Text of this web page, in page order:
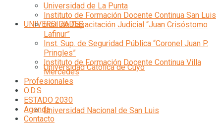
UNIVERSIDADES
Universidad Católica de Cuyo
Universidad Nacional de San Luis
Universidad de La Punta
Instituto de Formación Docente Continua San Luis
Inst. de Capacitación Judicial “Juan Crisóstomo
Lafinur”
Inst. Sup. de Seguridad Pública “Coronel Juan P.
Pringles”
Instituto de Formación Docente Continua Villa
Mercedes
Profesionales
O.D.S
ESTADO 2030
Agenda
Contacto